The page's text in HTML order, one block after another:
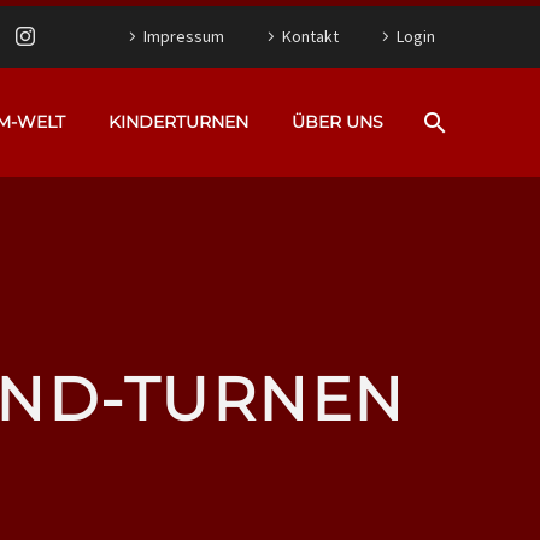
Impressum Kontakt Login
WELT KINDERTURNEN ÜBER UNS
TURNEN